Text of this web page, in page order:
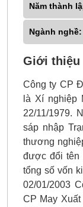
Năm thành
Ngành nghề:
Giới thiệu
Công ty CP
là Xí nghiệp
22/11/1979.
sáp nhập
thương
được đổi tên
tổng số vốn
02/01/2003
CP May